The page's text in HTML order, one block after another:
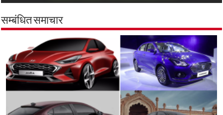
सम्बंधित समाचार